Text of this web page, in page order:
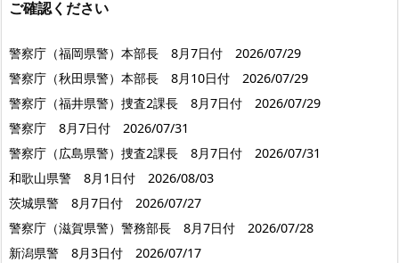
ご確認ください
警察庁（福岡県警）本部長 8月7日付 2026/07/29
警察庁（秋田県警）本部長 8月10日付 2026/07/29
警察庁（福井県警）捜査2課長 8月7日付 2026/07/29
警察庁 8月7日付 2026/07/31
警察庁（広島県警）捜査2課長 8月7日付 2026/07/31
和歌山県警 8月1日付 2026/08/03
茨城県警 8月7日付 2026/07/27
警察庁（滋賀県警）警務部長 8月7日付 2026/07/28
新潟県警 8月3日付 2026/07/17